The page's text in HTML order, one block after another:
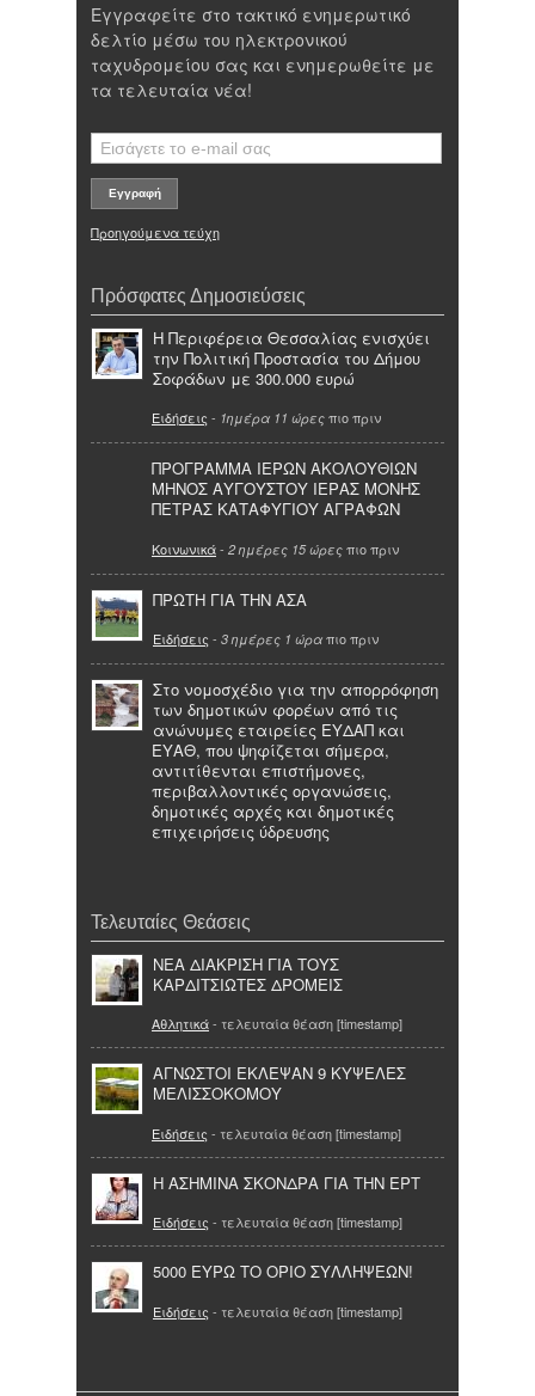
Εγγραφείτε στο τακτικό ενημερωτικό
δελτίο μέσω του ηλεκτρονικού
ταχυδρομείου σας και ενημερωθείτε με
τα τελευταία νέα!
Προηγούμενα τεύχη
Πρόσφατες Δημοσιεύσεις
Η Περιφέρεια Θεσσαλίας ενισχύει
την Πολιτική Προστασία του Δήμου
Σοφάδων με 300.000 ευρώ
Ειδήσεις - 1ημέρα 11 ώρες πιο πριν
ΠΡΟΓΡΑΜΜΑ ΙΕΡΩΝ ΑΚΟΛΟΥΘΙΩΝ
ΜΗΝΟΣ ΑΥΓΟΥΣΤΟΥ ΙΕΡΑΣ ΜΟΝΗΣ
ΠΕΤΡΑΣ ΚΑΤΑΦΥΓΙΟΥ ΑΓΡΑΦΩΝ
Κοινωνικά- 2 ημέρες 15 ώρες πιο πριν
ΠΡΩΤΗ ΓΙΑ ΤΗΝ ΑΣΑ
Ειδήσεις - 3 ημέρες 1 ώρα πιο πριν
Στο νομοσχέδιο για την απορρόφηση
των δημοτικών φορέων από τις
ανώνυμες εταιρείες ΕΥΔΑΠ και
ΕΥΑΘ, που ψηφίζεται σήμερα,
αντιτίθενται επιστήμονες,
περιβαλλοντικές οργανώσεις,
δημοτικές αρχές και δημοτικές
επιχειρήσεις ύδρευσης
Τελευταίες Θεάσεις
ΝΕΑ ΔΙΑΚΡΙΣΗ ΓΙΑ ΤΟΥΣ
ΚΑΡΔΙΤΣΙΩΤΕΣ ΔΡΟΜΕΙΣ
Αθλητικά- τελευταία θέαση [timestamp]
ΑΓΝΩΣΤΟΙ ΕΚΛΕΨΑΝ 9 ΚΥΨΕΛΕΣ
ΜΕΛΙΣΣΟΚΟΜΟΥ
Ειδήσεις - τελευταία θέαση [timestamp]
Η ΑΣΗΜΙΝΑ ΣΚΟΝΔΡΑ ΓΙΑ ΤΗΝ ΕΡΤ
Ειδήσεις - τελευταία θέαση [timestamp]
5000 ΕΥΡΩ ΤΟ ΟΡΙΟ ΣΥΛΛΗΨΕΩΝ!
Ειδήσεις - τελευταία θέαση [timestamp]